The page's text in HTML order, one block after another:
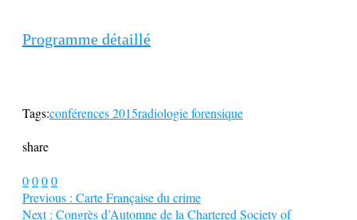
Programme détaillé
Tags:conférences 2015radiologie forensique
share
0000
Previous : Carte Française du crime
Next : Congrès d’Automne de la Chartered Society of